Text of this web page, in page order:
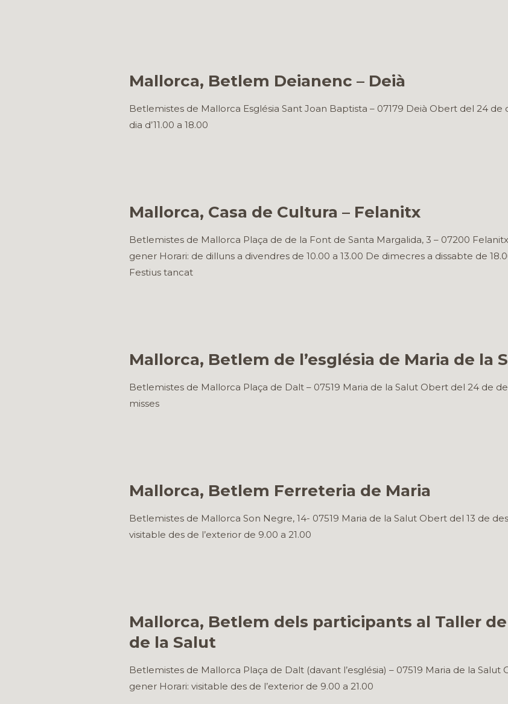
Mallorca, Betlem Deianenc – Deià
Betlemistes de Mallorca Església Sant Joan Baptista – 07179 Deià Obert del 24
dia d’11.00 a 18.00
Mallorca, Casa de Cultura – Felanitx
Betlemistes de Mallorca Plaça de de la Font de Santa Margalida, 3 – 07200
gener Horari: de dilluns a divendres de 10.00 a 13.00 De dimecres a dissabte de
Festius tancat
Mallorca, Betlem de l’església de Maria de la
Betlemistes de Mallorca Plaça de Dalt – 07519 Maria de la Salut Obert del 24 de
misses
Mallorca, Betlem Ferreteria de Maria
Betlemistes de Mallorca Son Negre, 14- 07519 Maria de la Salut Obert del 13 de
visitable des de l’exterior de 9.00 a 21.00
Mallorca, Betlem dels participants al Taller
de la Salut
Betlemistes de Mallorca Plaça de Dalt (davant l’església) – 07519 Maria de la
gener Horari: visitable des de l’exterior de 9.00 a 21.00